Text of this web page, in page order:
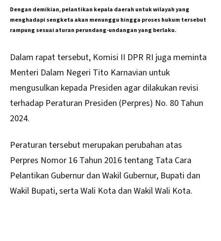
Dengan demikian, pelantikan kepala daerah untuk wilayah yang
menghadapi sengketa akan menunggu hingga proses hukum tersebut
rampung sesuai aturan perundang-undangan yang berlaku.
Dalam rapat tersebut, Komisi II DPR RI juga meminta
Menteri Dalam Negeri Tito Karnavian untuk
mengusulkan kepada Presiden agar dilakukan revisi
terhadap Peraturan Presiden (Perpres) No. 80 Tahun
2024.
Peraturan tersebut merupakan perubahan atas
Perpres Nomor 16 Tahun 2016 tentang Tata Cara
Pelantikan Gubernur dan Wakil Gubernur, Bupati dan
Wakil Bupati, serta Wali Kota dan Wakil Wali Kota.